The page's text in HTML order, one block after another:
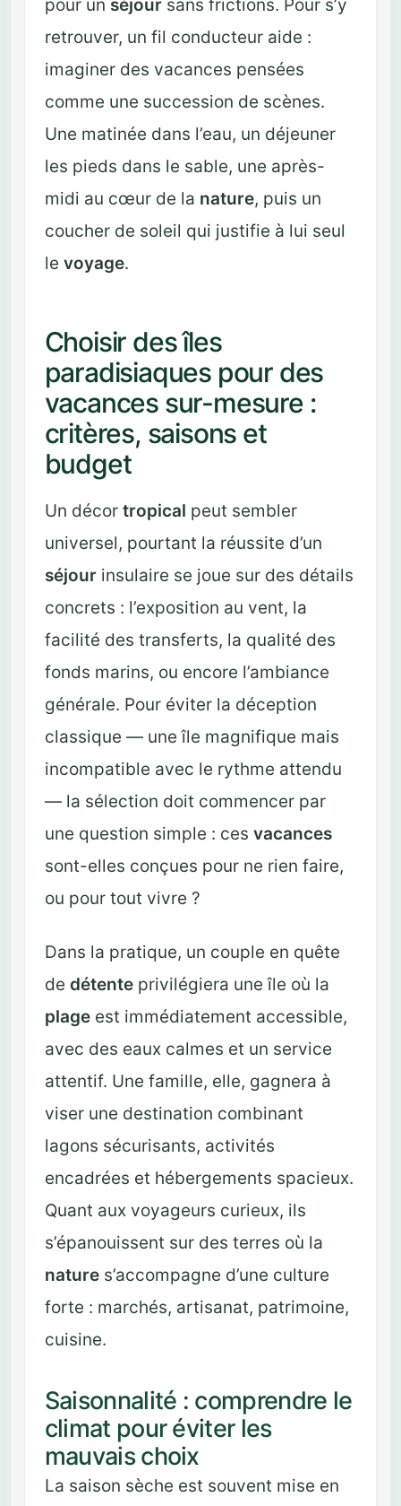
pour un séjoursans frictions. Pour s’y
retrouver, un fil conducteur aide :
imaginer des vacances pensées
comme une succession de scènes.
Une matinée dans l’eau, un déjeuner
les pieds dans le sable, une après-
midi au cœur de la nature, puis un
coucher de soleil qui justifie à lui seul
le voyage.
Choisir des îles
paradisiaques pour des
vacances sur-mesure :
critères, saisons et
budget
Un décor tropical peut sembler
universel, pourtant la réussite d’un
séjourinsulaire se joue sur des détails
concrets : l’exposition au vent, la
facilité des transferts, la qualité des
fonds marins, ou encore l’ambiance
générale. Pour éviter la déception
classique — une île magnifique mais
incompatible avec le rythme attendu
— la sélection doit commencer par
une question simple : ces vacances
sont-elles conçues pour ne rien faire,
ou pour tout vivre ?
Dans la pratique, un couple en quête
de détenteprivilégiera une île où la
plageest immédiatement accessible,
avec des eaux calmes et un service
attentif. Une famille, elle, gagnera à
viser une destination combinant
lagons sécurisants, activités
encadrées et hébergements spacieux.
Quant aux voyageurs curieux, ils
s’épanouissent sur des terres où la
natures’accompagne d’une culture
forte : marchés, artisanat, patrimoine,
cuisine.
Saisonnalité : comprendre le
climat pour éviter les
mauvais choix
La saison sèche est souvent mise en